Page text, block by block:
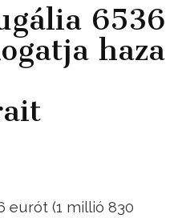
6536
haza
eurót (1 millió 830